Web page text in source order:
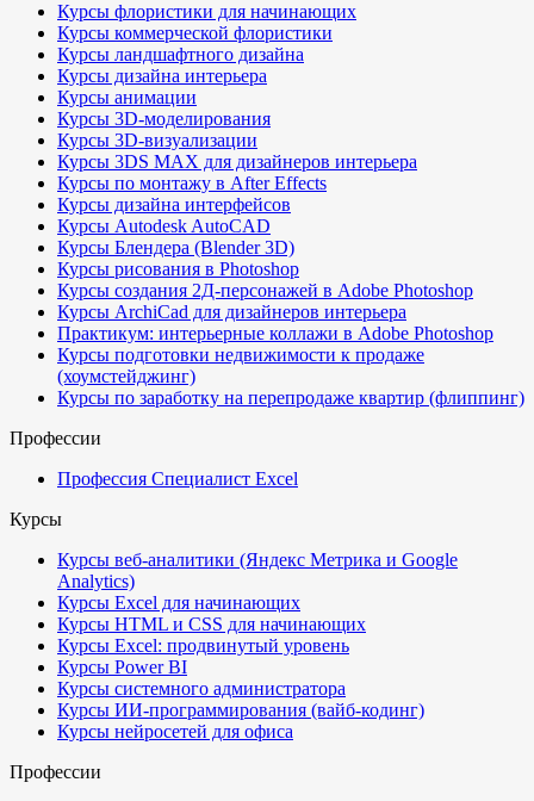
Курсы флористики для начинающих
Курсы коммерческой флористики
Курсы ландшафтного дизайна
Курсы дизайна интерьера
Курсы анимации
Курсы 3D-моделирования
Курсы 3D-визуализации
Курсы 3DS MAX для дизайнеров интерьера
Курсы по монтажу в After Effects
Курсы дизайна интерфейсов
Курсы Autodesk AutoCAD
Курсы Блендера (Blender 3D)
Курсы рисования в Photoshop
Курсы создания 2Д-персонажей в Adobe Photoshop
Курсы ArchiCad для дизайнеров интерьера
Практикум: интерьерные коллажи в Adobe Photoshop
Курсы подготовки недвижимости к продаже
(хоумстейджинг)
Курсы по заработку на перепродаже квартир (флиппинг)
Профессии
Профессия Специалист Excel
Курсы
Курсы веб-аналитики (Яндекс Метрика и Google
Analytics)
Курсы Excel для начинающих
Курсы HTML и CSS для начинающих
Курсы Excel: продвинутый уровень
Курсы Power BI
Курсы системного администратора
Курсы ИИ-программирования (вайб-кодинг)
Курсы нейросетей для офиса
Профессии